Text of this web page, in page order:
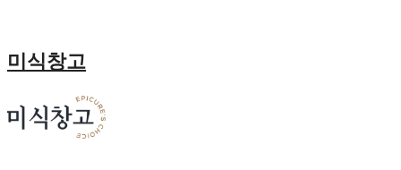
미식창고